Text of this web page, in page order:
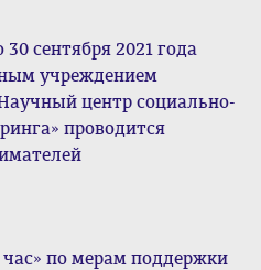
30 сентября 2021 года
учреждением
центр социально-
проводится
по мерам поддержки